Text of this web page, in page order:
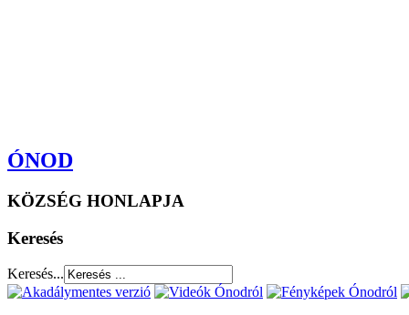
ÓNOD
KÖZSÉG HONLAPJA
Keresés
Keresés...